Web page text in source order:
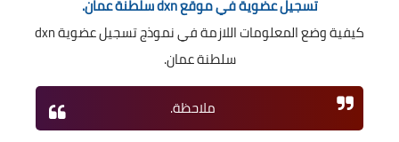
تسجيل عضوية في موقع dxn سلطنة عمان.
كيفية وضع المعلومات اللازمة في نموذج تسجيل عضوية dxn
سلطنة عمان.
ملاحظة.